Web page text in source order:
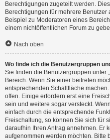
Berechtigungen zugeteilt werden.
Berechtigungen für mehrere
Beispiel zu Moderatoren eines
einem nichtöffentlichen Forum zu
Nach oben
Wo finde ich die Benutzergruppen
Sie finden die Benutzergruppen unter
Bereich. Wenn Sie einer beitreten
entsprechenden Schaltfläche
offen. Einige erfordern erst eine
sein und weitere sogar versteckt.
einfach durch die entsprechende
Freischaltung, so können Sie sich für
daraufhin Ihren Antrag annehmen. Er
aufgenommen werden möchten. Bitte